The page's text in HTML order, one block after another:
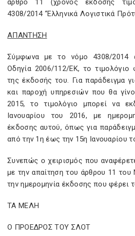
άρθρο 11 (χρόνος έκδοσης
4308/2014 “Ελληνικά Λογιστικά
ΑΠΑΝΤΗΣΗ
Σύμφωνα με το νόμο 4308/2014
Οδηγία 2006/112/ΕΚ, το τιμολόγιο
της έκδοσής του. Για παράδειγμα
και παροχή υπηρεσιών που θα
2015, το τιμολόγιο μπορεί να
Ιανουαρίου του 2016, με
έκδοσης αυτού, όπως για
από την 1η έως την 15η Ιανουαρίου
Συνεπώς ο χειρισμός που
με την απαίτηση του άρθρου 11
την ημερομηνία έκδοσης που φέρει
ΤΑ ΜΕΛΗ
Ο ΠΡΟΕΔΡΟΣ ΤΟΥ ΣΛΟΤ